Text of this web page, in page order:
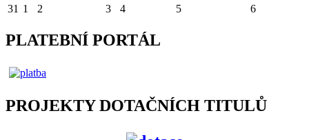
31 1 2 3 4 5 6
PLATEBNÍ PORTÁL
PROJEKTY DOTAČNÍCH TITULŮ